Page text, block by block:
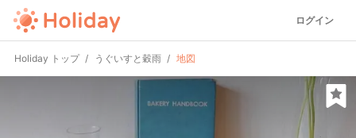
ログイン
Holiday トップ うぐいすと穀雨 地図